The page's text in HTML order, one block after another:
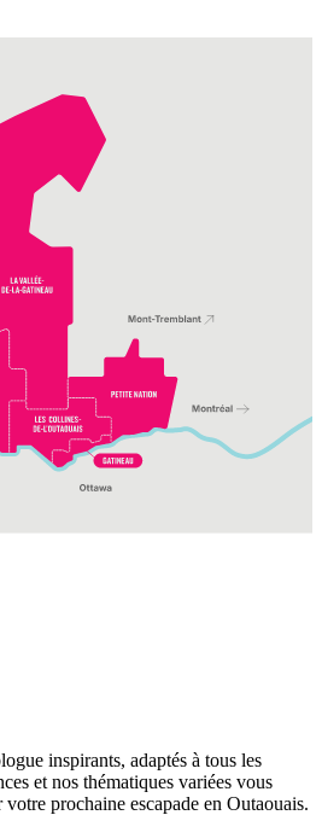
inspirants, adaptés à tous les
et nos thématiques variées vous
prochaine escapade en Outaouais.